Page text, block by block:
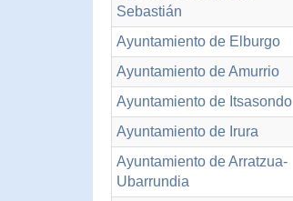
Sebastián
Ayuntamiento de Elburgo
Ayuntamiento de Amurrio
Ayuntamiento de Itsasondo
Ayuntamiento de Irura
Ayuntamiento de Arratzua-
Ubarrundia